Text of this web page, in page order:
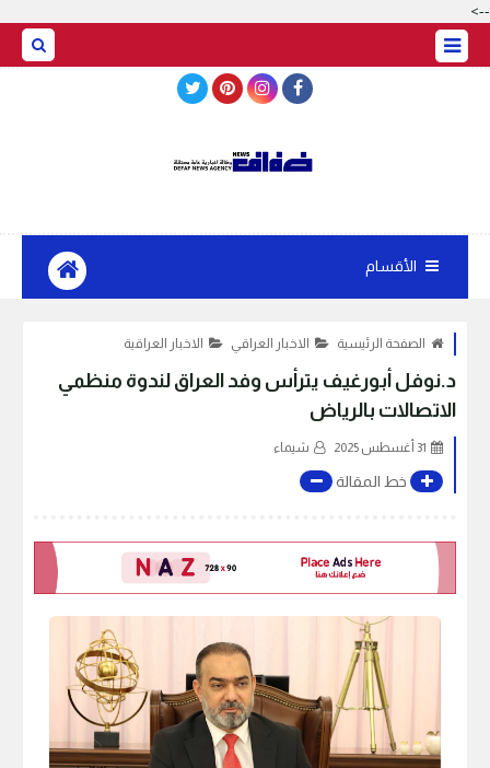
-->
الأقسام
الصفحة الرئيسية الاخبار العراقي الاخبار العراقية
د.نوفل أبورغيف يترأس وفد العراق لندوة منظمي
الاتصالات بالرياض
31 أغسطس 2025 شيماء
خط المقالة